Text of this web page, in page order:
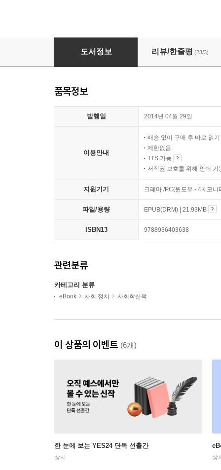
공부 논쟁
도서정보 리뷰/한줄평 (23/3)
품목정보
발행일 2014년 04월 29일
이용안내
배송 없이 구매 후 바로 읽기
제한없음
TTS 가능
저작권 보호를 위해 인쇄 기
지원기기 크레마 /PC(윈도우 - 4K 모
파일/용량 EPUB(DRM) | 21.93MB
ISBN13 9788936403638
관련분류
카테고리 분류
eBook 사회 정치 사회학산책
이 상품의 이벤트 (6개)
한 눈에 보는 YES24 단독 선출간
상시 상